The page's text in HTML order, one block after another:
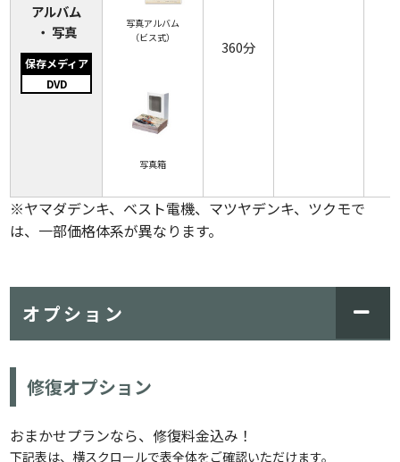
アルバム
・ 写真
保存メディア
DVD
写真アルバム
（ビス式）
写真箱
360分
※ヤマダデンキ、ベスト電機、マツヤデンキ、ツクモで
は、一部価格体系が異なります。
オプション
修復オプション
おまかせプランなら、修復料金込み！
下記表は、横スクロールで表全体をご確認いただけます。